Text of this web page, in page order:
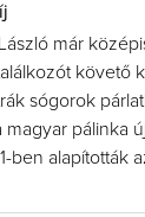
már
követő
sógorok
magyar pálinka
ben alapították